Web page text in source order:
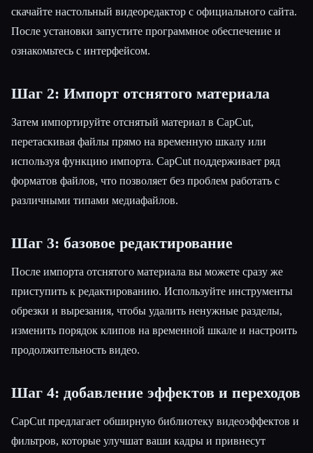
скачайте настольный видеоредактор с официального сайта.
После установки запустите программное обеспечение и
ознакомьтесь с интерфейсом.
Шаг 2: Импорт отснятого материала
Затем импортируйте отснятый материал в CapCut,
перетаскивая файлы прямо на временную шкалу или
используя функцию импорта. CapCut поддерживает ряд
форматов файлов, что позволяет без проблем работать с
различными типами медиафайлов.
Шаг 3: базовое редактирование
После импорта отснятого материала вы можете сразу же
приступить к редактированию. Используйте инструменты
обрезки и вырезания, чтобы удалить ненужные разделы,
изменить порядок клипов на временной шкале и настроить
продолжительность видео.
Шаг 4: добавление эффектов и переходов
CapCut предлагает обширную библиотеку видеоэффектов и
фильтров, которые улучшат ваши кадры и привнесут